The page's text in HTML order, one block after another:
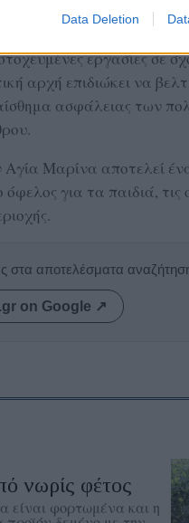
Data Deletion
και αναβάθμιση των
ζητημάτων
εργασίες σε
αρχή επιδιώκει να
ασφάλειας των
Μαρίνα αποτελεί
για τα παιδιά, τις
στα αποτελέσματα
on Google ↗
νωρίς φέτος
είναι φορτωμένα και η